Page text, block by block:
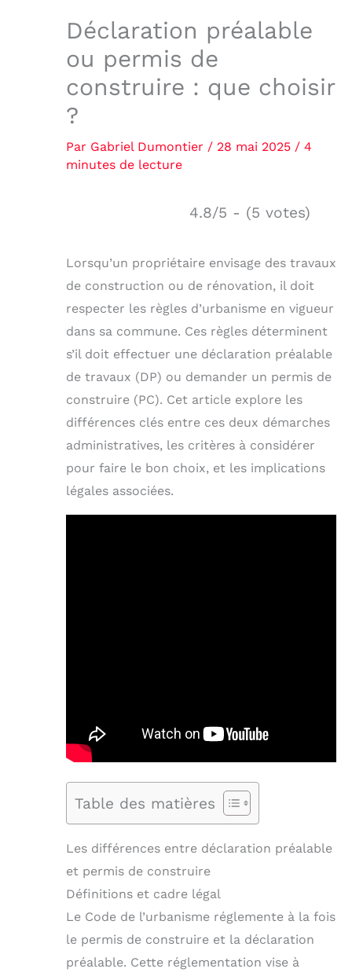
Déclaration préalable
ou permis de
construire : que choisir
?
Par Gabriel Dumontier / 28 mai 2025 / 4
minutes de lecture
4.8/5 - (5 votes)
Lorsqu’un propriétaire envisage des travaux
de construction ou de rénovation, il doit
respecter les règles d’urbanisme en vigueur
dans sa commune. Ces règles déterminent
s’il doit effectuer une déclaration préalable
de travaux (DP) ou demander un permis de
construire (PC). Cet article explore les
différences clés entre ces deux démarches
administratives, les critères à considérer
pour faire le bon choix, et les implications
légales associées.
Table des matières
Les différences entre déclaration préalable
et permis de construire
Définitions et cadre légal
Le Code de l’urbanisme réglemente à la fois
le permis de construire et la déclaration
préalable. Cette réglementation vise à